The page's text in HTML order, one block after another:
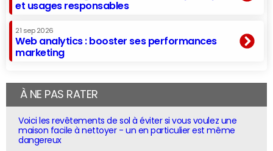
et usages responsables
21 sep 2026
Web analytics : booster ses performances
marketing
À NE PAS RATER
Voici les revêtements de sol à éviter si vous voulez une
maison facile à nettoyer - un en particulier est même
dangereux